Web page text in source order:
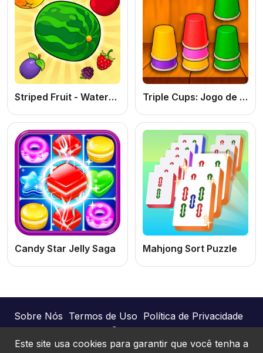
Striped Fruit - Watermelon Land Triple Cups: Jogo de Puzzle Online Grátis de Cores, Lógica e Combinação
Candy Star Jelly Saga Mahjong Sort Puzzle
Sobre Nós Termos de Uso Política de Privacidade
Contato
Este site usa cookies para garantir que você tenha a